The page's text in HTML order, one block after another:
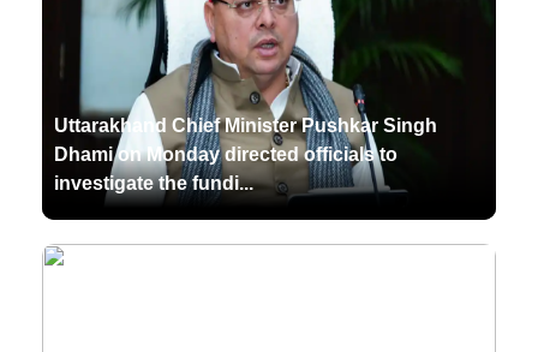
Uttarakhand Chief Minister Pushkar Singh
Dhami on Monday directed officials to
investigate the fundi...